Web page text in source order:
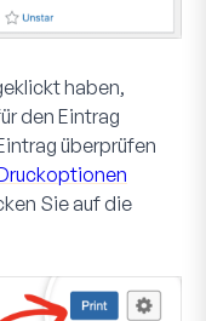
haben,
den Eintrag
überprüfen
Sie auf die